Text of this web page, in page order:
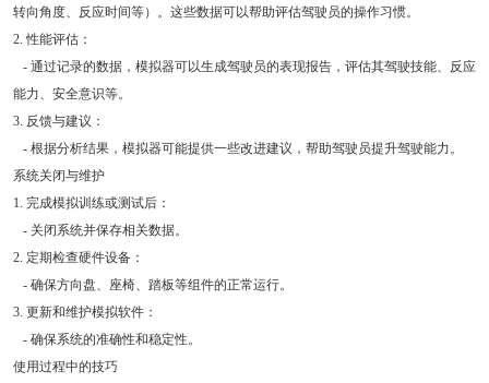
转向角度、反应时间等）。这些数据可以帮助评估驾驶员的操作习惯。
2. 性能评估：
- 通过记录的数据，模拟器可以生成驾驶员的表现报告，评估其驾驶技能、反应
能力、安全意识等。
3. 反馈与建议：
- 根据分析结果，模拟器可能提供一些改进建议，帮助驾驶员提升驾驶能力。
系统关闭与维护
1. 完成模拟训练或测试后：
- 关闭系统并保存相关数据。
2. 定期检查硬件设备：
- 确保方向盘、座椅、踏板等组件的正常运行。
3. 更新和维护模拟软件：
- 确保系统的准确性和稳定性。
使用过程中的技巧